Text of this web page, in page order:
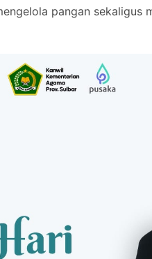
pangan sekaligus